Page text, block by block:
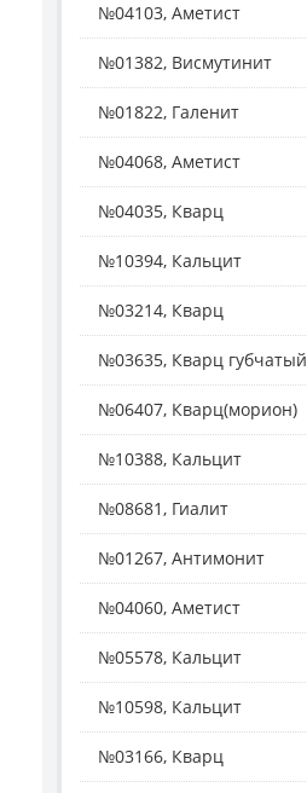
№04103, Аметист
№01382, Висмутинит
№01822, Галенит
№04068, Аметист
№04035, Кварц
№10394, Кальцит
№03214, Кварц
№03635, Кварц губчатый
№06407, Кварц(морион)
№10388, Кальцит
№08681, Гиалит
№01267, Антимонит
№04060, Аметист
№05578, Кальцит
№10598, Кальцит
№03166, Кварц